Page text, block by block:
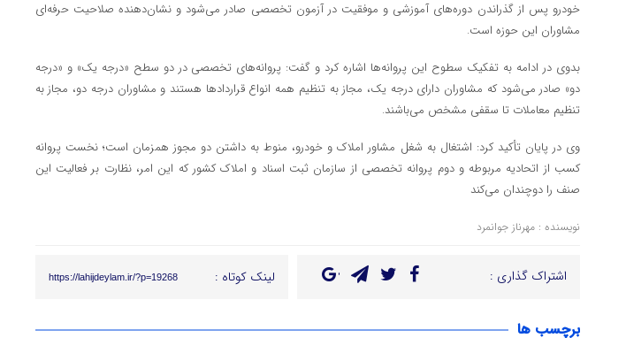
خودرو پس از گذراندن دوره‌های آموزشی و موفقیت در آزمون تخصصی صادر می‌شود و نشان‌دهنده صلاحیت حرفه‌ای
مشاوران این حوزه است.
بدوی در ادامه به تفکیک سطوح این پروانه‌ها اشاره کرد و گفت: پروانه‌های تخصصی در دو سطح «درجه یک» و «درجه
دو» صادر می‌شود که مشاوران دارای درجه یک، مجاز به تنظیم همه انواع قراردادها هستند و مشاوران درجه دو، مجاز به
تنظیم معاملات تا سقفی مشخص می‌باشند.
وی در پایان تأکید کرد: اشتغال به شغل مشاور املاک و خودرو، منوط به داشتن دو مجوز همزمان است؛ نخست پروانه
کسب از اتحادیه مربوطه و دوم پروانه تخصصی از سازمان ثبت اسناد و املاک کشور که این امر، نظارت بر فعالیت این
صنف را دوچندان می‌کند
نویسنده : مهرناز جوانمرد
اشتراک گذاری : لینک کوتاه : https://lahijdeylam.ir/?p=19268
برچسب ها